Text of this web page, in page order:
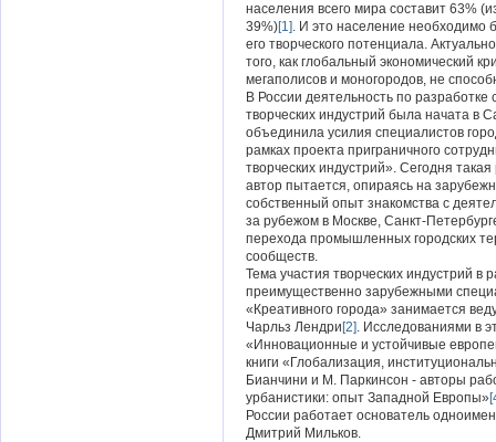
населения всего мира составит 63%
39%)[1]. И это население необходимо
его творческого потенциала.
того, как глобальный экономический
мегаполисов и моногородов, не
В России деятельность по разработке
творческих индустрий была начата в
объединила усилия специалистов
рамках проекта приграничного
творческих индустрий». Сегодня
автор пытается, опираясь на
собственный опыт знакомства с
за рубежом в Москве, Санкт-
перехода промышленных городских
сообществ.
Тема участия творческих индустрий в
преимущественно зарубежными
«Креативного города» занимается
Чарльз Лендри [2]. Исследованиями в
«Инновационные и устойчивые
книги «Глобализация,
Бианчини и М. Паркинсон - авторы
урбанистики: опыт Западной Европы»
России работает основатель
Дмитрий Мильков.